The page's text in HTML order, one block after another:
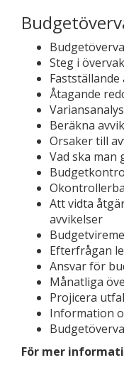
Steg i
Åtagande
Variansanalys
Beräkna
Orsaker till
Vad ska man
Att vidta
avvikelser
Efterfrågan
Ansvar för
Månatliga
Projicera
Information
För mer